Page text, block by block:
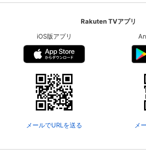
Rakuten TVアプリ
iOS版アプリ
メールでURLを送る メ